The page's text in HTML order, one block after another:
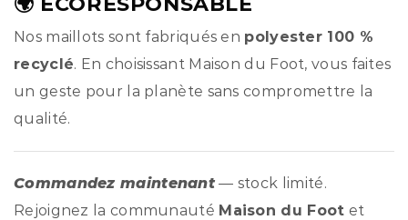
Nos maillots sont fabriqués en polyester 100 %
recyclé. En choisissant Maison du Foot, vous faites
un geste pour la planète sans compromettre la
qualité.
Commandez maintenant — stock limité.
Rejoignez la communauté Maison du Foot et